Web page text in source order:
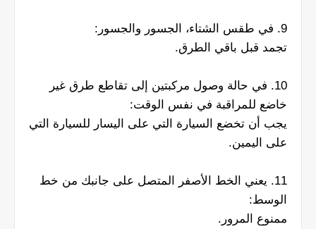
9. في طقس الشتاء، الجسور والجسور:
تجمد قبل باقي الطرق.
10. في حالة وصول مركبتين إلى تقاطع طرق غير
خاضع للمراقبة في نفس الوقت:
يجب أن تخضع السيارة التي على اليسار للسيارة التي
على اليمين.
11. يعني الخط الأصفر المتصل على جانبك من خط
الوسط:
ممنوع المرور.